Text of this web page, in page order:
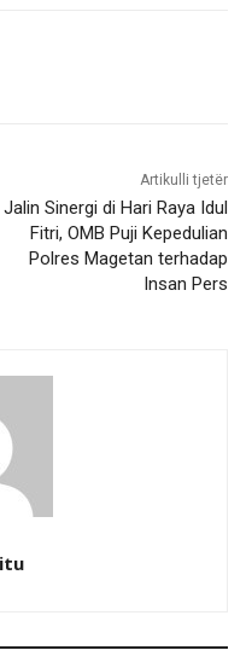
Artikulli tjetër
Jalin Sinergi di Hari Raya Idul
Fitri, OMB Puji Kepedulian
Polres Magetan terhadap
Insan Pers